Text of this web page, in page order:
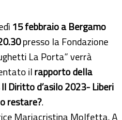
15 febbraio a Bergamo
presso la Fondazione
La Porta” verrà
ilrapporto della
Diritto d’asilo 2023- Liberi
restare?.
Mariacristina Molfetta. A